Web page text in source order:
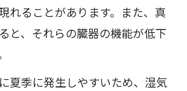
れることがあります。また、真
と、それらの臓器の機能が低下
夏季に発生しやすいため、湿気